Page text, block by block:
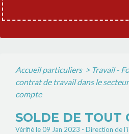
Accueil particuliers > Travail -
contrat de travail dans le
compte
SOLDE DE TOUT
Vérifié le 09 Jan 2023 - Direction de